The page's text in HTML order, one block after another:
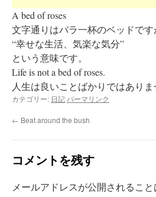
A bed of roses
文字通りはバラ一杯のベッドです
“幸せな生活、気楽な気分”
という意味です。
Life is not a bed of roses.
人生は良いことばかりではありま
カテゴリー: 日記 パーマリンク
← Beat around the bush
コメントを残す
メールアドレスが公開されること